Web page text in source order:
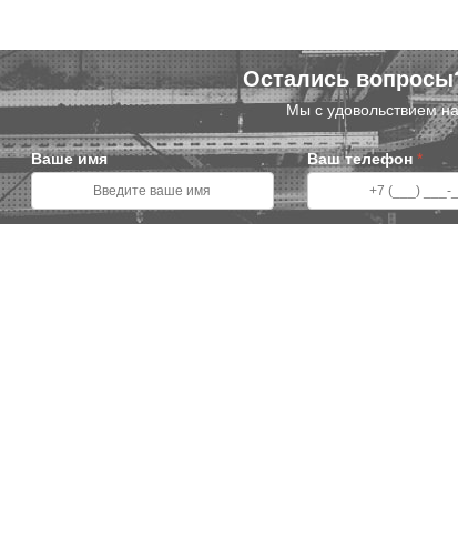
Остались
Мы с удовольствием
Ваше имя Ваш телефон *